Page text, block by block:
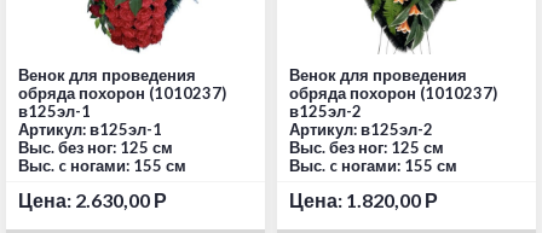
Венок для проведения
обряда похорон (1010237)
в125эл-1
Артикул: в125эл-1
Выс. без ног: 125 см
Выс. c ногами: 155 см
Цена: 2.630,00 Р
Венок для проведения
обряда похорон (1010237)
в125эл-2
Артикул: в125эл-2
Выс. без ног: 125 см
Выс. c ногами: 155 см
Цена: 1.820,00 Р